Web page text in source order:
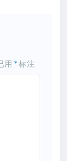
用 *标注